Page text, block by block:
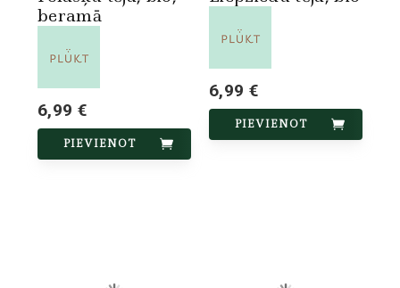
beramā
6,99 €
PIEVIENOT
6,99 €
PIEVIENOT